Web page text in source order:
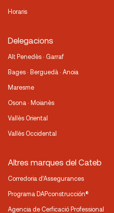
Horaris
Delegacions
Alt Penedès · Garraf
Bages · Berguedà · Anoia
Maresme
Osona · Moianès
Vallès Oriental
Vallès Occidental
Altres marques del Cateb
Corredoria d’Assegurances
Programa DAPconstrucción®
Agencia de Cerficació Professional